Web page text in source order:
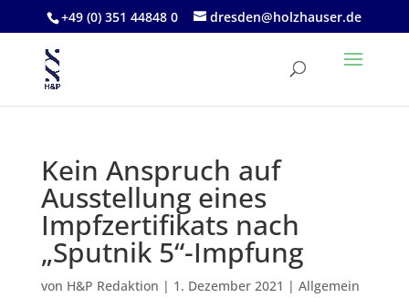
+49 (0) 351 44848 0 dresden@holzhauser.de
Kein Anspruch auf
Ausstellung eines
Impfzertifikats nach
„Sputnik 5“-Impfung
von H&P Redaktion | 1. Dezember 2021 | Allgemein